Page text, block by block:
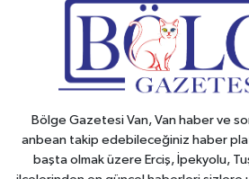
Bölge Gazetesi Van, Van haber ve
anbean takip edebileceğiniz haber
başta olmak üzere Erciş, İpekyolu,